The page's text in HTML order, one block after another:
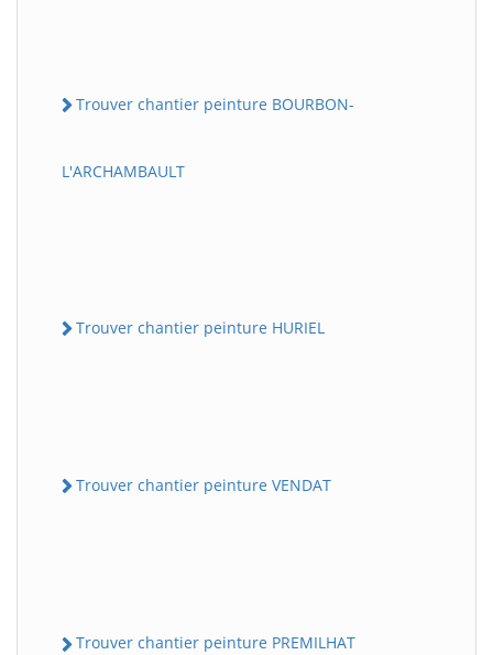
Trouver chantier peinture BOURBON-
L'ARCHAMBAULT
Trouver chantier peinture HURIEL
Trouver chantier peinture VENDAT
Trouver chantier peinture PREMILHAT